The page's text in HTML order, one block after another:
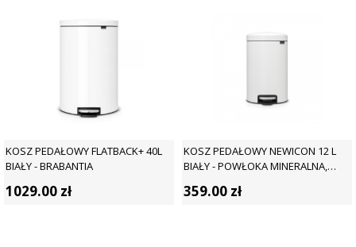
KOSZ PEDAŁOWY FLATBACK+ 40L
BIAŁY - BRABANTIA
1029.00 zł
KOSZ PEDAŁOWY NEWICON 12 L
BIAŁY - POWŁOKA MINERALNA,
BRABANTIA
359.00 zł